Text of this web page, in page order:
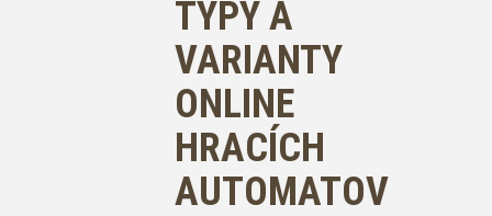
TYPY A
VARIANTY
ONLINE
HRACÍCH
AUTOMATOV